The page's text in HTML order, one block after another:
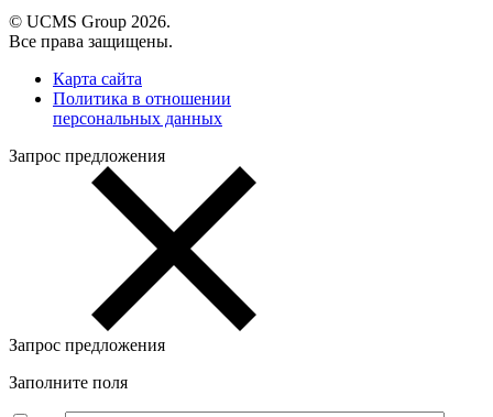
© UCMS Group 2026.
Все права защищены.
Карта сайта
Политика в отношении
персональных данных
Запрос предложения
Запрос предложения
Заполните поля